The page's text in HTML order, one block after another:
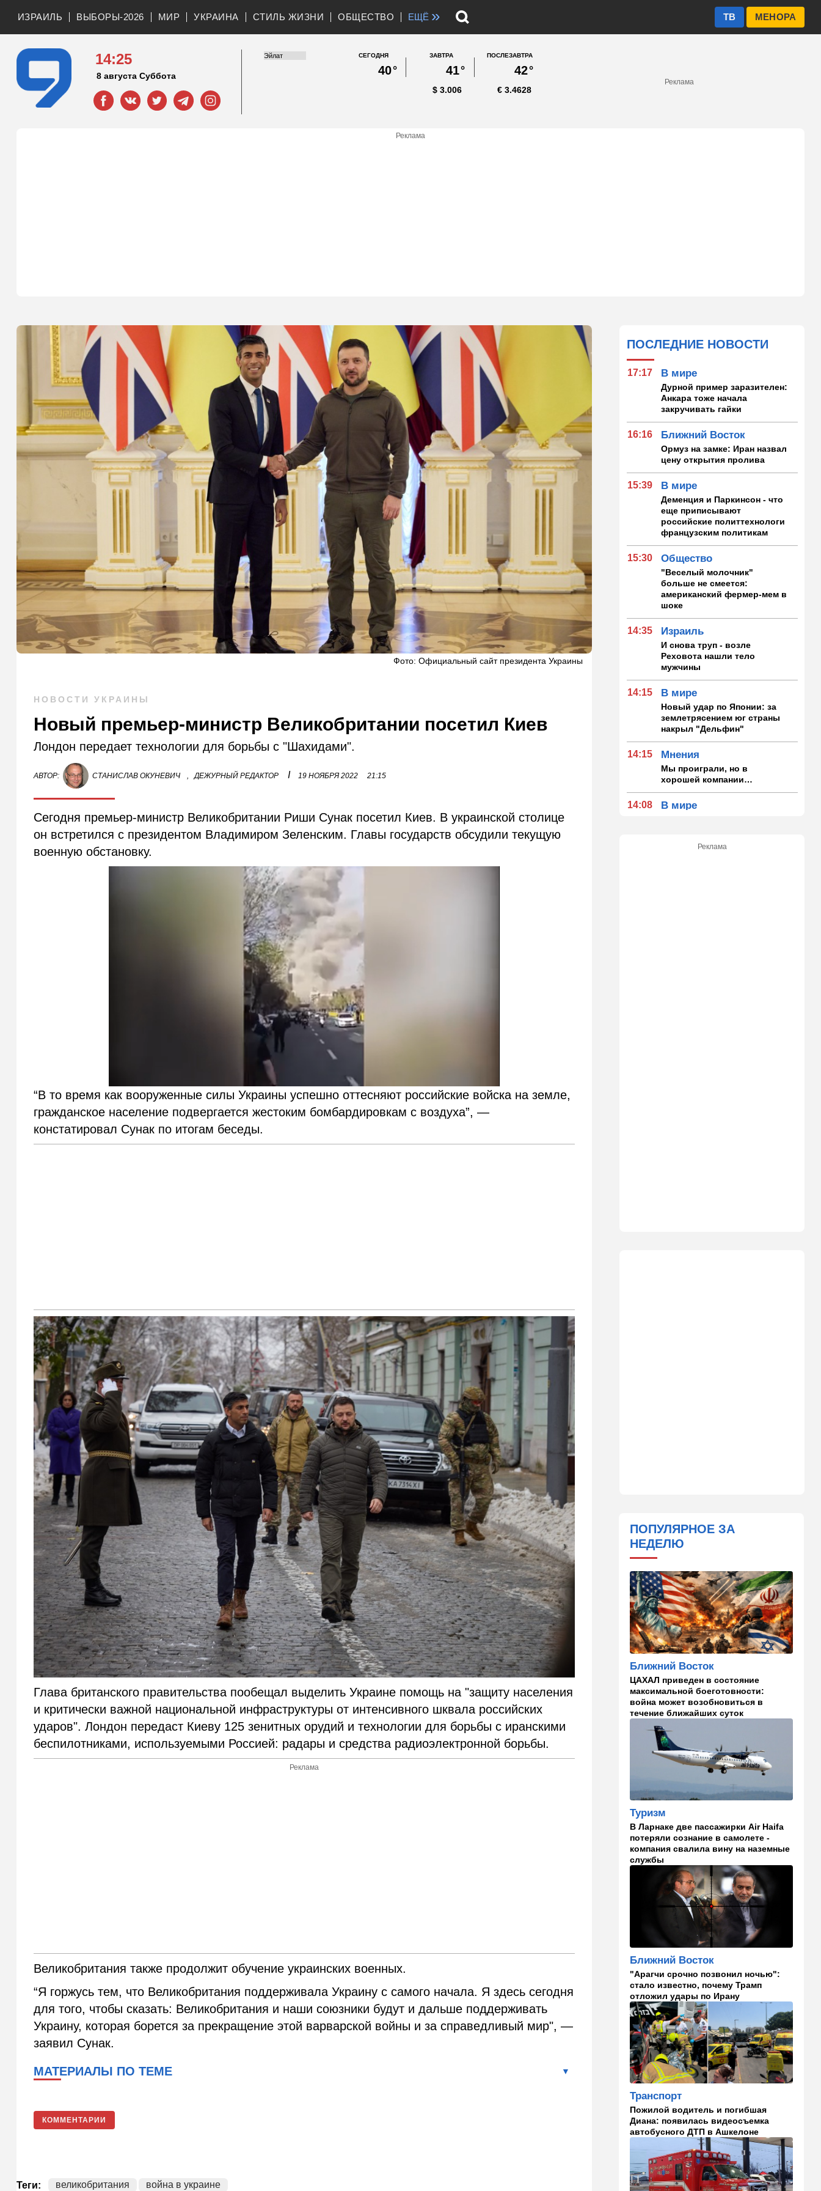
ИЗРАИЛЬ ВЫБОРЫ-2026 МИР УКРАИНА СТИЛЬ ЖИЗНИ ОБЩЕСТВО ЕЩЁ » МЕНОРА
ТВ
14:25
8 августа Суббота
СЕГОДНЯ
40°
ЗАВТРА
41°
ПОСЛЕЗАВТРА
42°
3.006
$ 3.4628
€
Реклама
Реклама
Фото: Официальный сайт президента Украины
НОВОСТИ УКРАИНЫ
Новый премьер-министр Великобритании посетил Киев
Лондон передает технологии для борьбы с "Шахидами".
АВТОР: СТАНИСЛАВ ОКУНЕВИЧ , ДЕЖУРНЫЙ РЕДАКТОР I 19 НОЯБРЯ 2022 21:15
Сегодня премьер-министр Великобритании Риши Сунак посетил Киев. В украинской столице
он встретился с президентом Владимиром Зеленским. Главы государств обсудили текущую
военную обстановку.
“В то время как вооруженные силы Украины успешно оттесняют российские войска на земле,
гражданское население подвергается жестоким бомбардировкам с воздуха”, —
констатировал Сунак по итогам беседы.
Глава британского правительства пообещал выделить Украине помощь на "защиту населения
и критически важной национальной инфраструктуры от интенсивного шквала российских
ударов". Лондон передаст Киеву 125 зенитных орудий и технологии для борьбы с иранскими
беспилотниками, используемыми Россией: радары и средства радиоэлектронной борьбы.
Реклама
Великобритания также продолжит обучение украинских военных.
“Я горжусь тем, что Великобритания поддерживала Украину с самого начала. Я здесь сегодня
для того, чтобы сказать: Великобритания и наши союзники будут и дальше поддерживать
Украину, которая борется за прекращение этой варварской войны и за справедливый мир", —
заявил Сунак.
МАТЕРИАЛЫ ПО ТЕМЕ
КОММЕНТАРИИ
Теги: великобритания война в украине
ПОСЛЕДНИЕ НОВОСТИ
17:17 В мире
Дурной пример заразителен:
Анкара тоже начала
закручивать гайки
16:16 Ближний Восток
Ормуз на замке: Иран назвал
цену открытия пролива
15:39 В мире
Деменция и Паркинсон - что
еще приписывают
российские политтехнологи
французским политикам
15:30 Общество
"Веселый молочник"
больше не смеется:
американский фермер-мем в
шоке
14:35 Израиль
И снова труп - возле
Реховота нашли тело
мужчины
14:15 В мире
Новый удар по Японии: за
землетрясением юг страны
накрыл "Дельфин"
14:15 Мнения
Мы проиграли, но в
хорошей компании…
14:08 В мире
00:32 Израиль
23:57 Мнения
Страсть к творчеству
23:20 В мире
"Нью-Йорк таймс"
опубликовал новый поклеп
на Израиль, рассердив
генконсула
22:52 В мире
И грянул Грэм: Сенат США
одобрил ужесточение
санкций против России и
Ирана
Транспорт
Почему Израиль до сих пор
не решил проблему пробок,
несмотря на вложенные
21:56 Ближний Восток
Вывести войска: ливанцы
уповают на будущие
израильские выборы
Мнения
И еще про Иран…
21:21 Общество
Главное забыл: летевший в
Израиль рейс оказался под
угрозой
20:50 Израиль
Как будто знал: известного
израильского певца и поэта
раздавил собственный
автомобиль
20:37 Публицистика
Цена "эффективности":
почему новые правила ПДД
бьют по правам водителей
Транспорт
Пожилой водитель и
погибшая Диана: появилась
видеосъемка автобусного
Реклама
ПОПУЛЯРНОЕ ЗА
НЕДЕЛЮ
Ближний Восток
ЦАХАЛ приведен в состояние
максимальной боеготовности:
война может возобновиться в
течение ближайших суток
Туризм
В Ларнаке две пассажирки Air Haifa
потеряли сознание в самолете -
компания свалила вину на наземные
службы
Ближний Восток
"Арагчи срочно позвонил ночью":
стало известно, почему Трамп
отложил удары по Ирану
Транспорт
Пожилой водитель и погибшая
Диана: появилась видеосъемка
автобусного ДТП в Ашкелоне